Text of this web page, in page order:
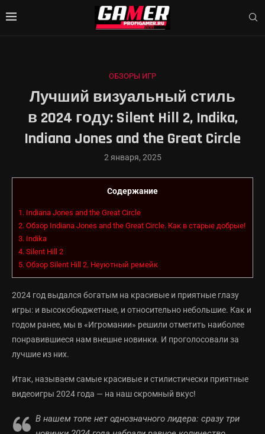
ОБЗОРЫ ИГР
Лучший визуальный стиль
в 2024 году: Silent Hill 2, Indika,
Indiana Jones and the Great Circle
2 января, 2025
Содержание
1. Indiana Jones and the Great Circle
2. Обзор Indiana Jones and the Great Circle. Как в старые добрые!
3. Indika
4. Silent Hill 2
5. Обзор Silent Hill 2. Неуютный ремейк
2024 год выдался богатым на красивые и приятные глазу
игры: и высокобюджетные, и относительно небольшие. Как и
годом ранее, мы в «Игромании» решили отметить наиболее
понравившиеся нам внешне новинки. И проголосовали за
лучшие из них.
Итак, называем самые красивые и стилистически приятные
видеоигры 2024 года — на наш скромный вкус!
В нашем топе нет однозначного лидера: сразу три